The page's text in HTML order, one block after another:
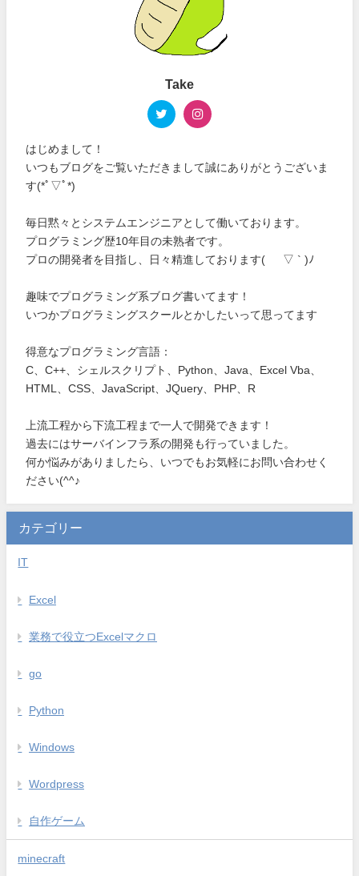
Take
はじめまして！
いつもブログをご覧いただきまして誠にありがとうございま
す(*ﾟ▽ﾟ*)
毎日黙々とシステムエンジニアとして働いております。
プログラミング歴10年目の未熟者です。
プロの開発者を目指し、日々精進しております( ´ ▽ ` )ﾉ
趣味でプログラミング系ブログ書いてます！
いつかプログラミングスクールとかしたいって思ってます
得意なプログラミング言語：
C、C++、シェルスクリプト、Python、Java、Excel Vba、
HTML、CSS、JavaScript、JQuery、PHP、R
上流工程から下流工程まで一人で開発できます！
過去にはサーバインフラ系の開発も行っていました。
何か悩みがありましたら、いつでもお気軽にお問い合わせく
ださい(^^♪
カテゴリー
IT
Excel
業務で役立つExcelマクロ
go
Python
Windows
Wordpress
自作ゲーム
minecraft